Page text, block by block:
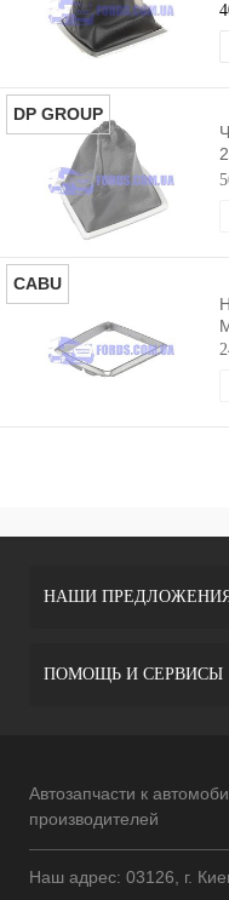
DP GROUP
CABU
НАШИ
ПОМОЩЬ И СЕРВИСЫ
Автозапчасти к
производителей
Наш адрес: 03126, г.